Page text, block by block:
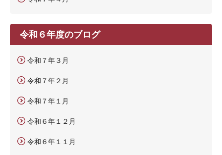
令和６年度のブログ
令和７年３月
令和７年２月
令和７年１月
令和６年１２月
令和６年１１月